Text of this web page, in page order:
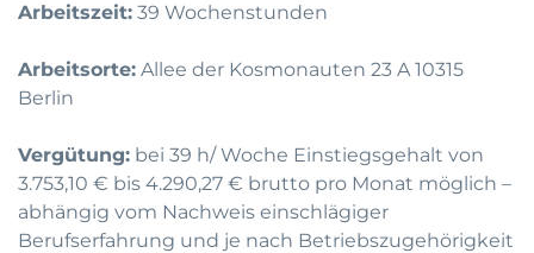
Arbeitszeit: 39 Wochenstunden
Arbeitsorte: Allee der Kosmonauten 23 A 10315
Berlin
Vergütung: bei 39 h/ Woche Einstiegsgehalt von
3.753,10 € bis 4.290,27 € brutto pro Monat möglich –
abhängig vom Nachweis einschlägiger
Berufserfahrung und je nach Betriebszugehörigkeit